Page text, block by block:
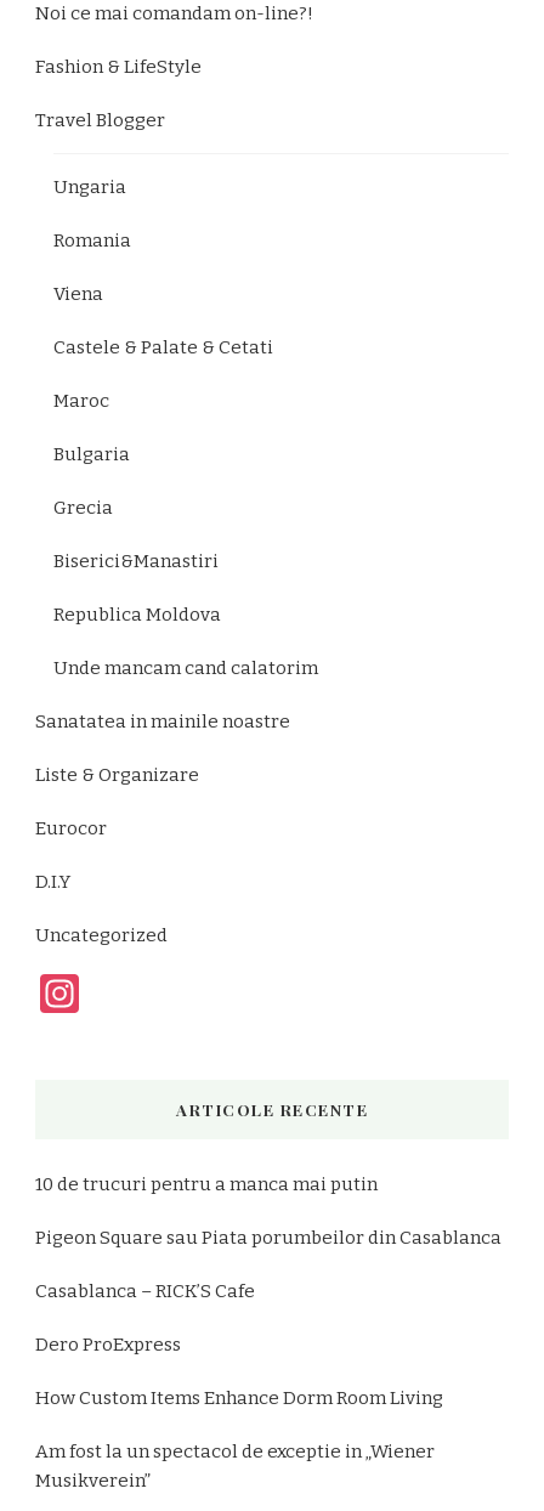
Noi ce mai comandam on-line?!
Fashion & LifeStyle
Travel Blogger
Ungaria
Romania
Viena
Castele & Palate & Cetati
Maroc
Bulgaria
Grecia
Biserici&Manastiri
Republica Moldova
Unde mancam cand calatorim
Sanatatea in mainile noastre
Liste & Organizare
Eurocor
D.I.Y
Uncategorized
ARTICOLE RECENTE
10 de trucuri pentru a manca mai putin
Pigeon Square sau Piata porumbeilor din Casablanca
Casablanca – RICK’S Cafe
Dero ProExpress
How Custom Items Enhance Dorm Room Living
Am fost la un spectacol de exceptie in „Wiener
Musikverein”